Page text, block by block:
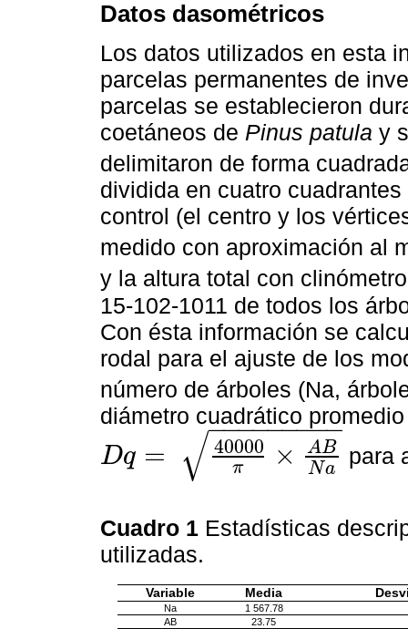
Datos dasométricos
Los datos utilizados en esta
parcelas permanentes de
parcelas se establecieron
coetáneos de Pinus patula y
delimitaron de forma
dividida en cuatro
control (el centro y los
medido con aproximación al
y la altura total con
15-102-1011 de todos los
Con ésta información se
rodal para el ajuste de los
número de árboles (Na,
diámetro cuadrático
Dq = 40000
π × AB
Na
− −
−−−−−−−
√
Dq= 40000π BNa para
Cuadro 1 Estadísticas
utilizadas.
Variable Media
Na
1 567.78
AB
23.75